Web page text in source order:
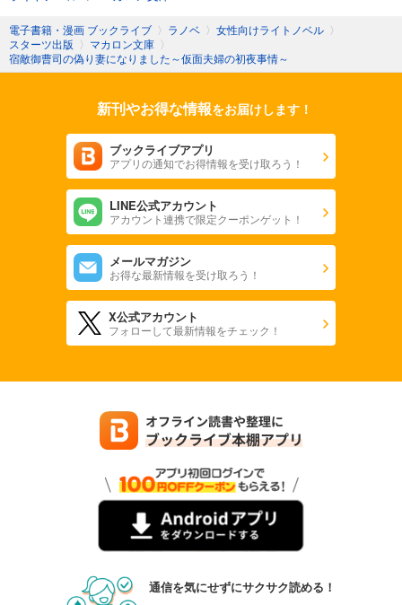
電子書籍・漫画 ブックライブ 〉 ラノベ 〉 女性向けライトノベル 〉
スターツ出版 〉 マカロン文庫 〉
宿敵御曹司の偽り妻になりました～仮面夫婦の初夜事情～
新刊やお得な情報をお届けします！
ブックライブアプリ
アプリの通知でお得情報を受け取ろう！
LINE公式アカウント
アカウント連携で限定クーポンゲット！
メールマガジン
お得な最新情報を受け取ろう！
X公式アカウント
フォローして最新情報をチェック！
通信を気にせずにサクサク読める！